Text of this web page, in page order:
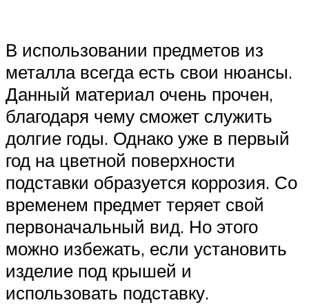
В использовании предметов из
металла всегда есть свои нюансы.
Данный материал очень прочен,
благодаря чему сможет служить
долгие годы. Однако уже в первый
год на цветной поверхности
подставки образуется коррозия. Со
временем предмет теряет свой
первоначальный вид. Но этого
можно избежать, если установить
изделие под крышей и
использовать подставку.